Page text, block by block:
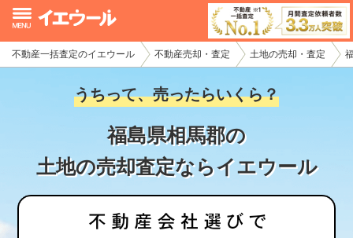
不動産一括査定のイエウール 不動産売却・査定 土地の売却・査定
うちって、売ったらいくら？
福島県相馬郡の
土地の売却査定ならイエウール
イエウール加盟希望の不動産会社様
初めての方へ
不動産売却の流れ
不動産の売却・一括査定
家査定シミュレーター